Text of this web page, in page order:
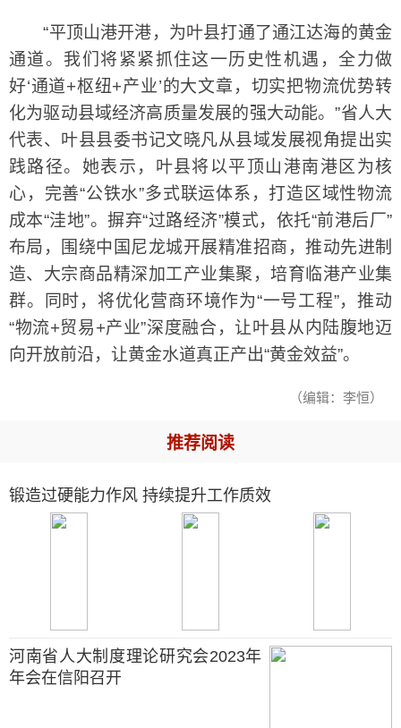
“平顶山港开港，为叶县打通了通江达海的黄金
通道。我们将紧紧抓住这一历史性机遇，全力做
好‘通道+枢纽+产业’的大文章，切实把物流优势转
化为驱动县域经济高质量发展的强大动能。”省人大
代表、叶县县委书记文晓凡从县域发展视角提出实
践路径。她表示，叶县将以平顶山港南港区为核
心，完善“公铁水”多式联运体系，打造区域性物流
成本“洼地”。摒弃“过路经济”模式，依托“前港后厂”
布局，围绕中国尼龙城开展精准招商，推动先进制
造、大宗商品精深加工产业集聚，培育临港产业集
群。同时，将优化营商环境作为“一号工程”，推动
“物流+贸易+产业”深度融合，让叶县从内陆腹地迈
向开放前沿，让黄金水道真正产出“黄金效益”。
（编辑：李恒）
推荐阅读
锻造过硬能力作风 持续提升工作质效
河南省人大制度理论研究会2023年
年会在信阳召开